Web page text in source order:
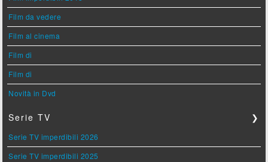
Film da vedere
Film al cinema
Film di
Film di
Novità in Dvd
Serie TV ❯
Serie TV imperdibili 2026
Serie TV imperdibili 2025